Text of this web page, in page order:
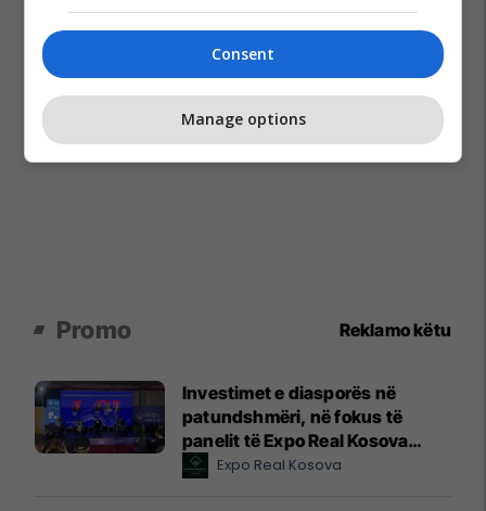
Promo Reklamo këtu
Investimet e diasporës në
patundshmëri, në fokus të
panelit të Expo Real Kosova
2026Expo Real Kosova
Consent
Manage options